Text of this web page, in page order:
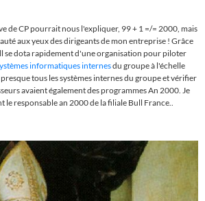
de CP pourrait nous l'expliquer, 99 + 1 =/= 2000, mais
aux yeux des dirigeants de mon entreprise ! Grâce
se dota rapidement d'une organisation pour piloter
informatiques internesdu groupe à l'échelle
tous les systèmes internes du groupe et vérifier
avaient également des programmes An 2000. Je
responsable an 2000 de la filiale Bull France..